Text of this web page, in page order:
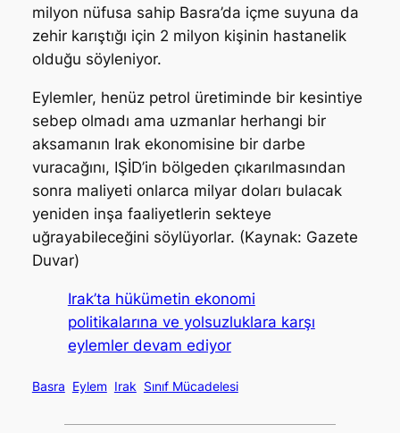
milyon nüfusa sahip Basra’da içme suyuna da
zehir karıştığı için 2 milyon kişinin hastanelik
olduğu söyleniyor.
Eylemler, henüz petrol üretiminde bir kesintiye
sebep olmadı ama uzmanlar herhangi bir
aksamanın Irak ekonomisine bir darbe
vuracağını, IŞİD’in bölgeden çıkarılmasından
sonra maliyeti onlarca milyar doları bulacak
yeniden inşa faaliyetlerin sekteye
uğrayabileceğini söylüyorlar. (Kaynak: Gazete
Duvar)
Irak’ta hükümetin ekonomi
politikalarına ve yolsuzluklara karşı
eylemler devam ediyor
Basra Eylem Irak Sınıf Mücadelesi